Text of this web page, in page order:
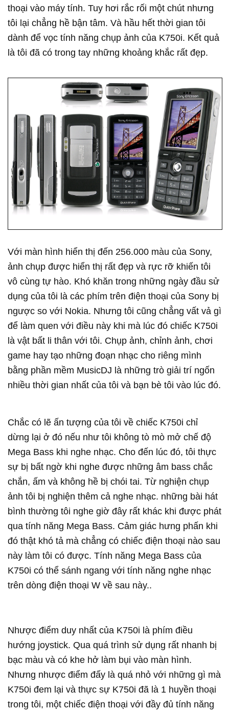
thoại vào máy tính. Tuy hơi rắc rối một chút nhưng
tôi lại chẳng hề bận tâm. Và hầu hết thời gian tôi
dành để vọc tính năng chụp ảnh của K750i. Kết quả
là tôi đã có trong tay những khoảng khắc rất đẹp.
Với màn hình hiển thị đến 256.000 màu của Sony,
ảnh chụp được hiển thị rất đẹp và rực rỡ khiến tôi
vô cùng tự hào. Khó khăn trong những ngày đầu sử
dụng của tôi là các phím trên điện thoại của Sony bị
ngược so với Nokia. Nhưng tôi cũng chẳng vất vả gì
để làm quen với điều này khi mà lúc đó chiếc K750i
là vật bất li thân với tôi. Chụp ảnh, chỉnh ảnh, chơi
game hay tạo những đoạn nhạc cho riêng mình
bằng phần mềm MusicDJ là những trò giải trí ngốn
nhiều thời gian nhất của tôi và bạn bè tôi vào lúc đó.
Chắc có lẽ ấn tượng của tôi về chiếc K750i chỉ
dừng lại ở đó nếu như tôi không tò mò mở chế độ
Mega Bass khi nghe nhạc. Cho đến lúc đó, tôi thực
sự bị bất ngờ khi nghe được những âm bass chắc
chắn, ấm và không hề bị chói tai. Từ nghiện chụp
ảnh tôi bị nghiện thêm cả nghe nhạc. những bài hát
bình thường tôi nghe giờ đây rất khác khi được phát
qua tính năng Mega Bass. Cảm giác hưng phấn khi
đó thật khó tả mà chẳng có chiếc điện thoại nào sau
này làm tôi có được. Tính năng Mega Bass của
K750i có thể sánh ngang với tính năng nghe nhạc
trên dòng điện thoại W về sau này..
Nhược điểm duy nhất của K750i là phím điều
hướng joystick. Qua quá trình sử dụng rất nhanh bị
bạc màu và có khe hở làm bụi vào màn hình.
Nhưng nhược điểm đấy là quá nhỏ với những gì mà
K750i đem lại và thực sự K750i đã là 1 huyền thoại
trong tôi, một chiếc điện thoại với đầy đủ tính năng